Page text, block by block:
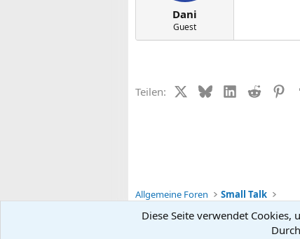
Dani
Guest
Teilen: X (Twitter)
BlueskyLinkedIn
Reddit
Allgemeine Foren Small Talk
Diese Seite verwendet